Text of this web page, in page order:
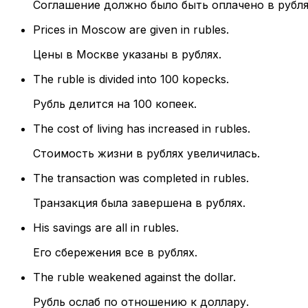
Соглашение должно было быть оплачено в
Prices in Moscow are given in rubles.
Цены в Москве указаны в рублях.
The ruble is divided into 100 kopecks.
Рубль делится на 100 копеек.
The cost of living has increased in rubles.
Стоимость жизни в рублях увеличилась.
The transaction was completed in rubles.
Транзакция была завершена в рублях.
His savings are all in rubles.
Его сбережения все в рублях.
The ruble weakened against the dollar.
Рубль ослаб по отношению к доллару.